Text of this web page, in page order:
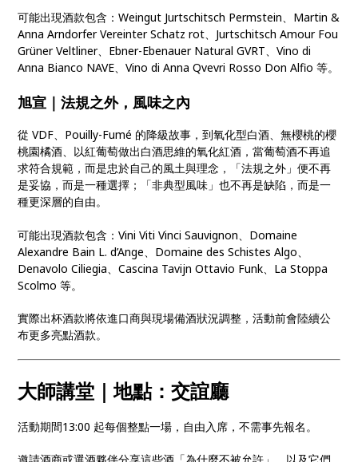
可能出現酒款包含：Weingut Jurtschitsch Permstein、Martin &
Anna Arndorfer Vereinter Schatz rot、Jurtschitsch Amour Fou
Grüner Veltliner、Ebner-Ebenauer Natural GVRT、Vino di
Anna Bianco NAVE、Vino di Anna Qvevri Rosso Don Alfio 等。
旭宣｜法規之外，風味之內
從 VDF、Pouilly-Fumé 的降級故事，到氧化型白酒、無櫻桃的櫻
桃園橘酒、以紅葡萄做出白酒思維的氧化紅酒，當葡萄酒不再追
求符合規範，而是忠於自己的風土與理念，「法規之外」便不再
是妥協，而是一種選擇；「非典型風味」也不再是缺陷，而是一
種更深層的自由。
可能出現酒款包含：Vini Viti Vinci Sauvignon、Domaine
Alexandre Bain L. d’Ange、Domaine des Schistes Algo、
Denavolo Ciliegia、Cascina Tavijn Ottavio Funk、La Stoppa
Scolmo 等。
實際出杯酒款將依進口商與現場備酒狀況調整，活動前會陸續公
布更多亮點酒款。
大師講堂 ｜地點：交誼廳
活動期間13:00 起每個整點一場，自由入席，不需事先報名。